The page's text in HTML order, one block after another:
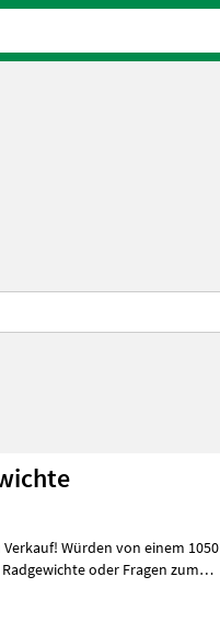
Würden von einem 1050